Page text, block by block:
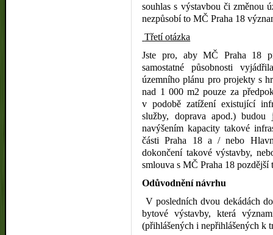
souhlas s výstavbou či změnou
nezpůsobí to MČ Praha 18
Třetí otázka
Jste pro, aby MČ Praha 18
samostatné působnosti
územního plánu pro projekty s
nad 1 000 m2 pouze za
v podobě zatížení existující
služby, doprava apod.) budou
navýšením kapacity takové
části Praha 18 a / nebo
dokončení takové výstavby,
smlouva s MČ Praha 18 pozdější
Odůvodnění návrhu
V posledních dvou dekádách
bytové výstavby, která
(přihlášených i nepřihlášených k